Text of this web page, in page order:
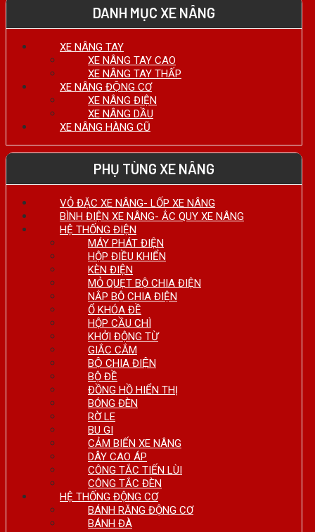
DANH MỤC XE NÂNG
XE NÂNG TAY
XE NÂNG TAY CAO
XE NÂNG TAY THẤP
XE NÂNG ĐỘNG CƠ
XE NÂNG ĐIỆN
XE NÂNG DẦU
XE NÂNG HÀNG CŨ
PHỤ TÙNG XE NÂNG
VỎ ĐẶC XE NÂNG- LỐP XE NÂNG
BÌNH ĐIỆN XE NÂNG- ẮC QUY XE NÂNG
HỆ THỐNG ĐIỆN
MÁY PHÁT ĐIỆN
HỘP ĐIỀU KHIỂN
KÈN ĐIỆN
MỎ QUẸT BỘ CHIA ĐIỆN
NẮP BỘ CHIA ĐIỆN
Ổ KHÓA ĐỀ
HỘP CẦU CHÌ
KHỞI ĐỘNG TỪ
GIẮC CẮM
BỘ CHIA ĐIỆN
BỘ ĐỀ
ĐỒNG HỒ HIỂN THỊ
BÓNG ĐÈN
RỜ LE
BU GI
CẢM BIẾN XE NÂNG
DÂY CAO ÁP
CÔNG TẮC TIẾN LÙI
CÔNG TẮC ĐÈN
HỆ THỐNG ĐỘNG CƠ
BÁNH RĂNG ĐỘNG CƠ
BÁNH ĐÀ